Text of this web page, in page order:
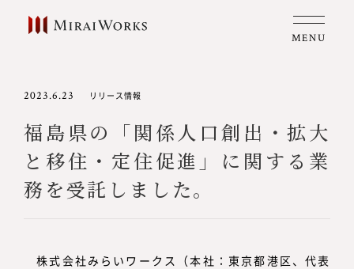
MENU
2023.6.23 リリース情報
福島県の「関係人口創出・拡大
と移住・定住促進」に関する業
務を受託しました。
株式会社みらいワークス（本社：東京都港区、代表